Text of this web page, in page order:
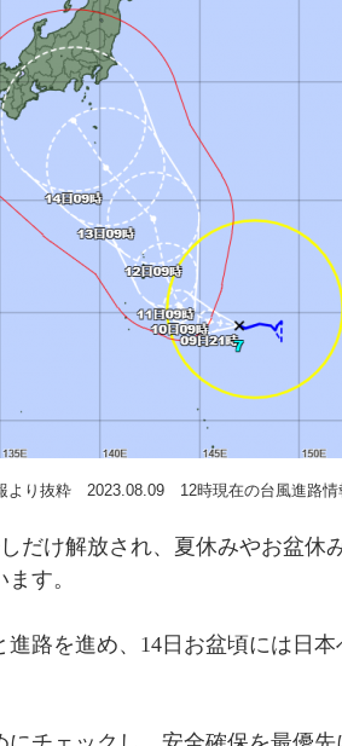
より抜粋 2023.08.09 12時現在の台風進路情
だけ解放され、夏休みやお盆休
す。
進路を進め、14日お盆頃には日